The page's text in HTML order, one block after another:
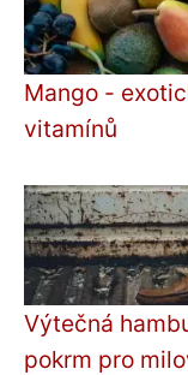
Mango -
vitamínů
Výtečná
pokrm pro